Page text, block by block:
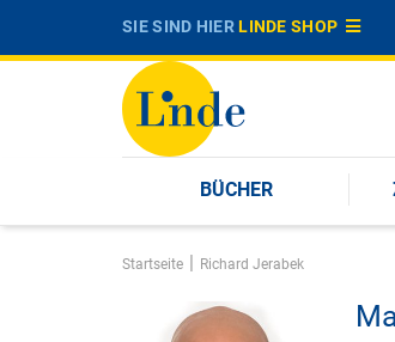
SIE SIND HIERLINDE SHOP
BÜCHER
Startseite | Richard Jerabek